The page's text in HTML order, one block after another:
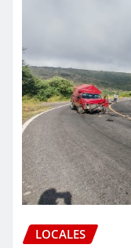
LOCALES